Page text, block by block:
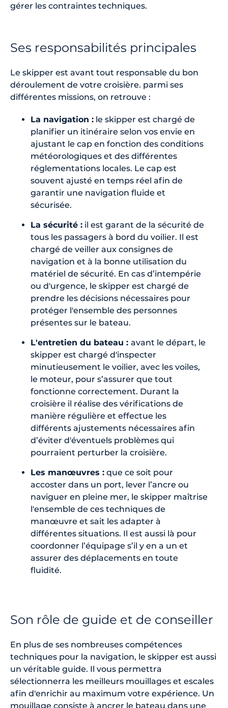
gérer les contraintes techniques.
Ses responsabilités principales
Le skipper est avant tout responsable du bon
déroulement de votre croisière. parmi ses
différentes missions, on retrouve :
La navigation : le skipper est chargé de
planifier un itinéraire selon vos envie en
ajustant le cap en fonction des conditions
météorologiques et des différentes
réglementations locales. Le cap est
souvent ajusté en temps réel afin de
garantir une navigation fluide et
sécurisée.
La sécurité : il est garant de la sécurité de
tous les passagers à bord du voilier. Il est
chargé de veiller aux consignes de
navigation et à la bonne utilisation du
matériel de sécurité. En cas d’intempérie
ou d'urgence, le skipper est chargé de
prendre les décisions nécessaires pour
protéger l'ensemble des personnes
présentes sur le bateau.
L'entretien du bateau : avant le départ, le
skipper est chargé d'inspecter
minutieusement le voilier, avec les voiles,
le moteur, pour s’assurer que tout
fonctionne correctement. Durant la
croisière il réalise des vérifications de
manière régulière et effectue les
différents ajustements nécessaires afin
d’éviter d'éventuels problèmes qui
pourraient perturber la croisière.
Les manœuvres : que ce soit pour
accoster dans un port, lever l’ancre ou
naviguer en pleine mer, le skipper maîtrise
l'ensemble de ces techniques de
manœuvre et sait les adapter à
différentes situations. Il est aussi là pour
coordonner l’équipage s’il y en a un et
assurer des déplacements en toute
fluidité.
Son rôle de guide et de conseiller
En plus de ses nombreuses compétences
techniques pour la navigation, le skipper est aussi
un véritable guide. Il vous permettra
sélectionnerra les meilleurs mouillages et escales
afin d'enrichir au maximum votre expérience. Un
mouillage consiste à ancrer le bateau dans une